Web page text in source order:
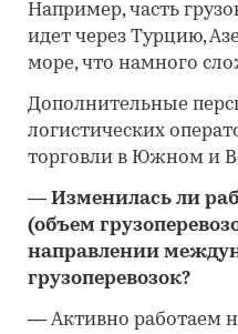
Например, часть
идет через Турцию,
море, что намного
Дополнительные
логистических
торговли в Южном и
— Изменилась ли
(объем
направлении
грузоперевозок?
— Активно работаем